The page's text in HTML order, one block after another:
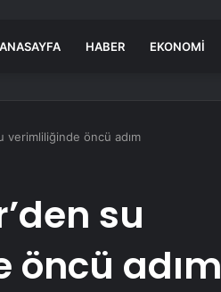
ANASAYFA HABER EKONOMI
verimliliğinde öncü adım
su
adım